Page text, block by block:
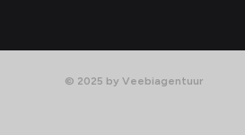
© 2025 by Veebiagentuur